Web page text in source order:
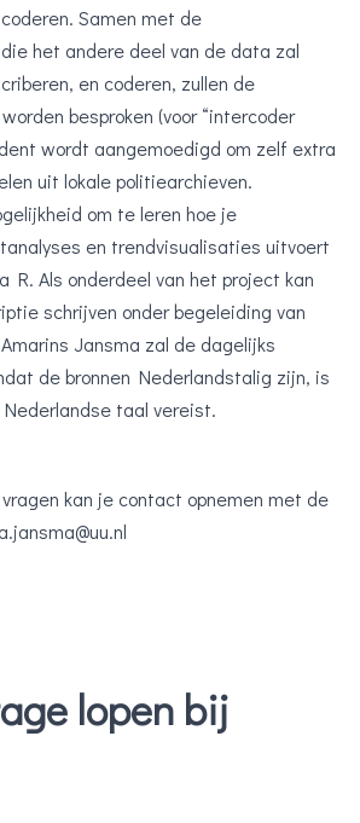
Samen met de
het andere deel van de data zal
en coderen, zullen de
besproken (voor “intercoder
wordt aangemoedigd om zelf extra
uit lokale politiearchieven.
om te leren hoe je
en trendvisualisaties uitvoert
R. Als onderdeel van het project kan
schrijven onder begeleiding van
Jansma zal de dagelijks
de bronnen Nederlandstalig zijn, is
taal vereist.
kan je contact opnemen met de
lopen bij